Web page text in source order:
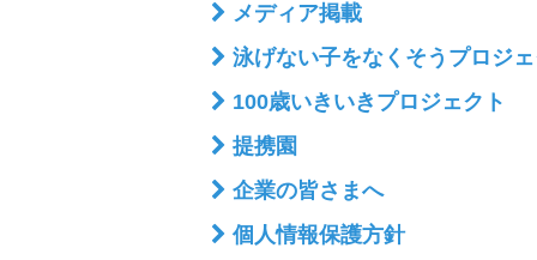
メディア掲載
泳げない子をなくそうプロジ
100歳いきいきプロジェクト
提携園
企業の皆さまへ
個人情報保護方針